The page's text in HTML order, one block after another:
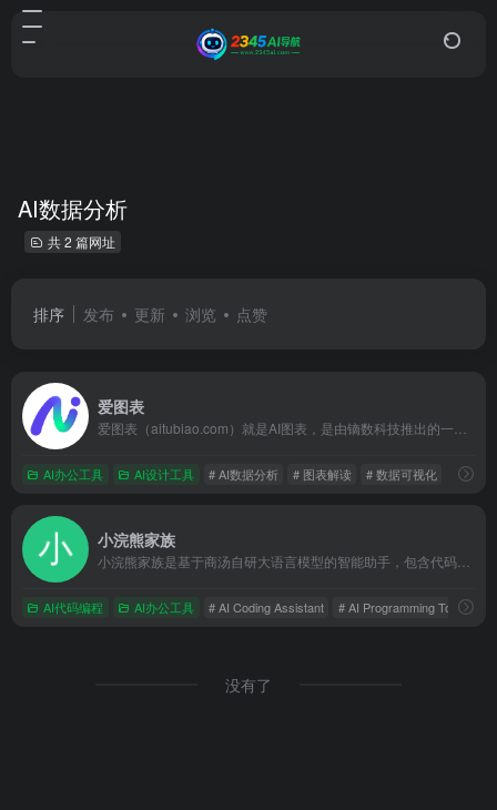
AI数据分析
共 2 篇网址
排序 发布 更新 浏览 点赞
爱图表
AI办公工具 AI设计工具 # AI数据分析 # 图表解读 # 数据可视化
小浣熊家族
AI代码编程 AI办公工具 # AI Coding Assistant # AI Programming Tool
没有了